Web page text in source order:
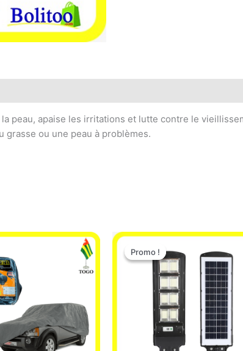
peau, apaise les irritations et lutte contre le
grasse ou une peau à problèmes.
Promo !
Promo !
Le
initial
était :
50.000 CFA.
Le
actuel
est :
35.000